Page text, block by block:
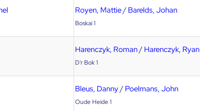
Royen, Mattie/ Barelds, Johan
Boskai 1
Harenczyk, Roman/ Harenczyk, Ryan
D'r Bok 1
Bleus, Danny/ Poelmans, John
Oude Heide 1